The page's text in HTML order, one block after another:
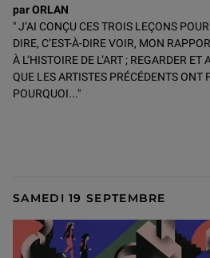
par ORLAN
" J’AI CONÇU CES TROIS LEÇONS
DIRE, C’EST-À-DIRE VOIR, MON
À L’HISTOIRE DE L’ART ; REGARDER ET
QUE LES ARTISTES PRÉCÉDENTS ONT
POURQUOI..."
SAMEDI 19 SEPTEMBRE